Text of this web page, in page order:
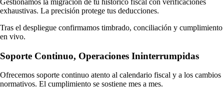
Alertas antes del vencimiento:los plazos se vigilan solos y avisan
“En este mundo no hay nada seguro, salvo la muerte y los
impuestos.” La frase atribuida a Benjamin Franklin sigue
cumplirlos sí puede dejar de ser un dolor de cabeza.
exhaustivas. La precisión protege tus deducciones.
Tras el despliegue confirmamos timbrado, conciliación y cumplimiento
en vivo.
Soporte Continuo, Operaciones Ininterrumpidas
Ofrecemos soporte continuo atento al calendario fiscal y a los cambios
normativos. El cumplimiento se sostiene mes a mes.